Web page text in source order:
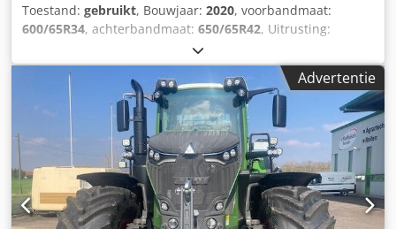
Toestand: gebruikt, Bouwjaar: 2020, voorbandmaat:
600/65R34, achterbandmaat: 650/65R42, Uitrusting:
, VarioGuide RTK NovAtel Vario-Terminal
10,4 inch Djdst U A Uwepfx Acysck
Advertentie